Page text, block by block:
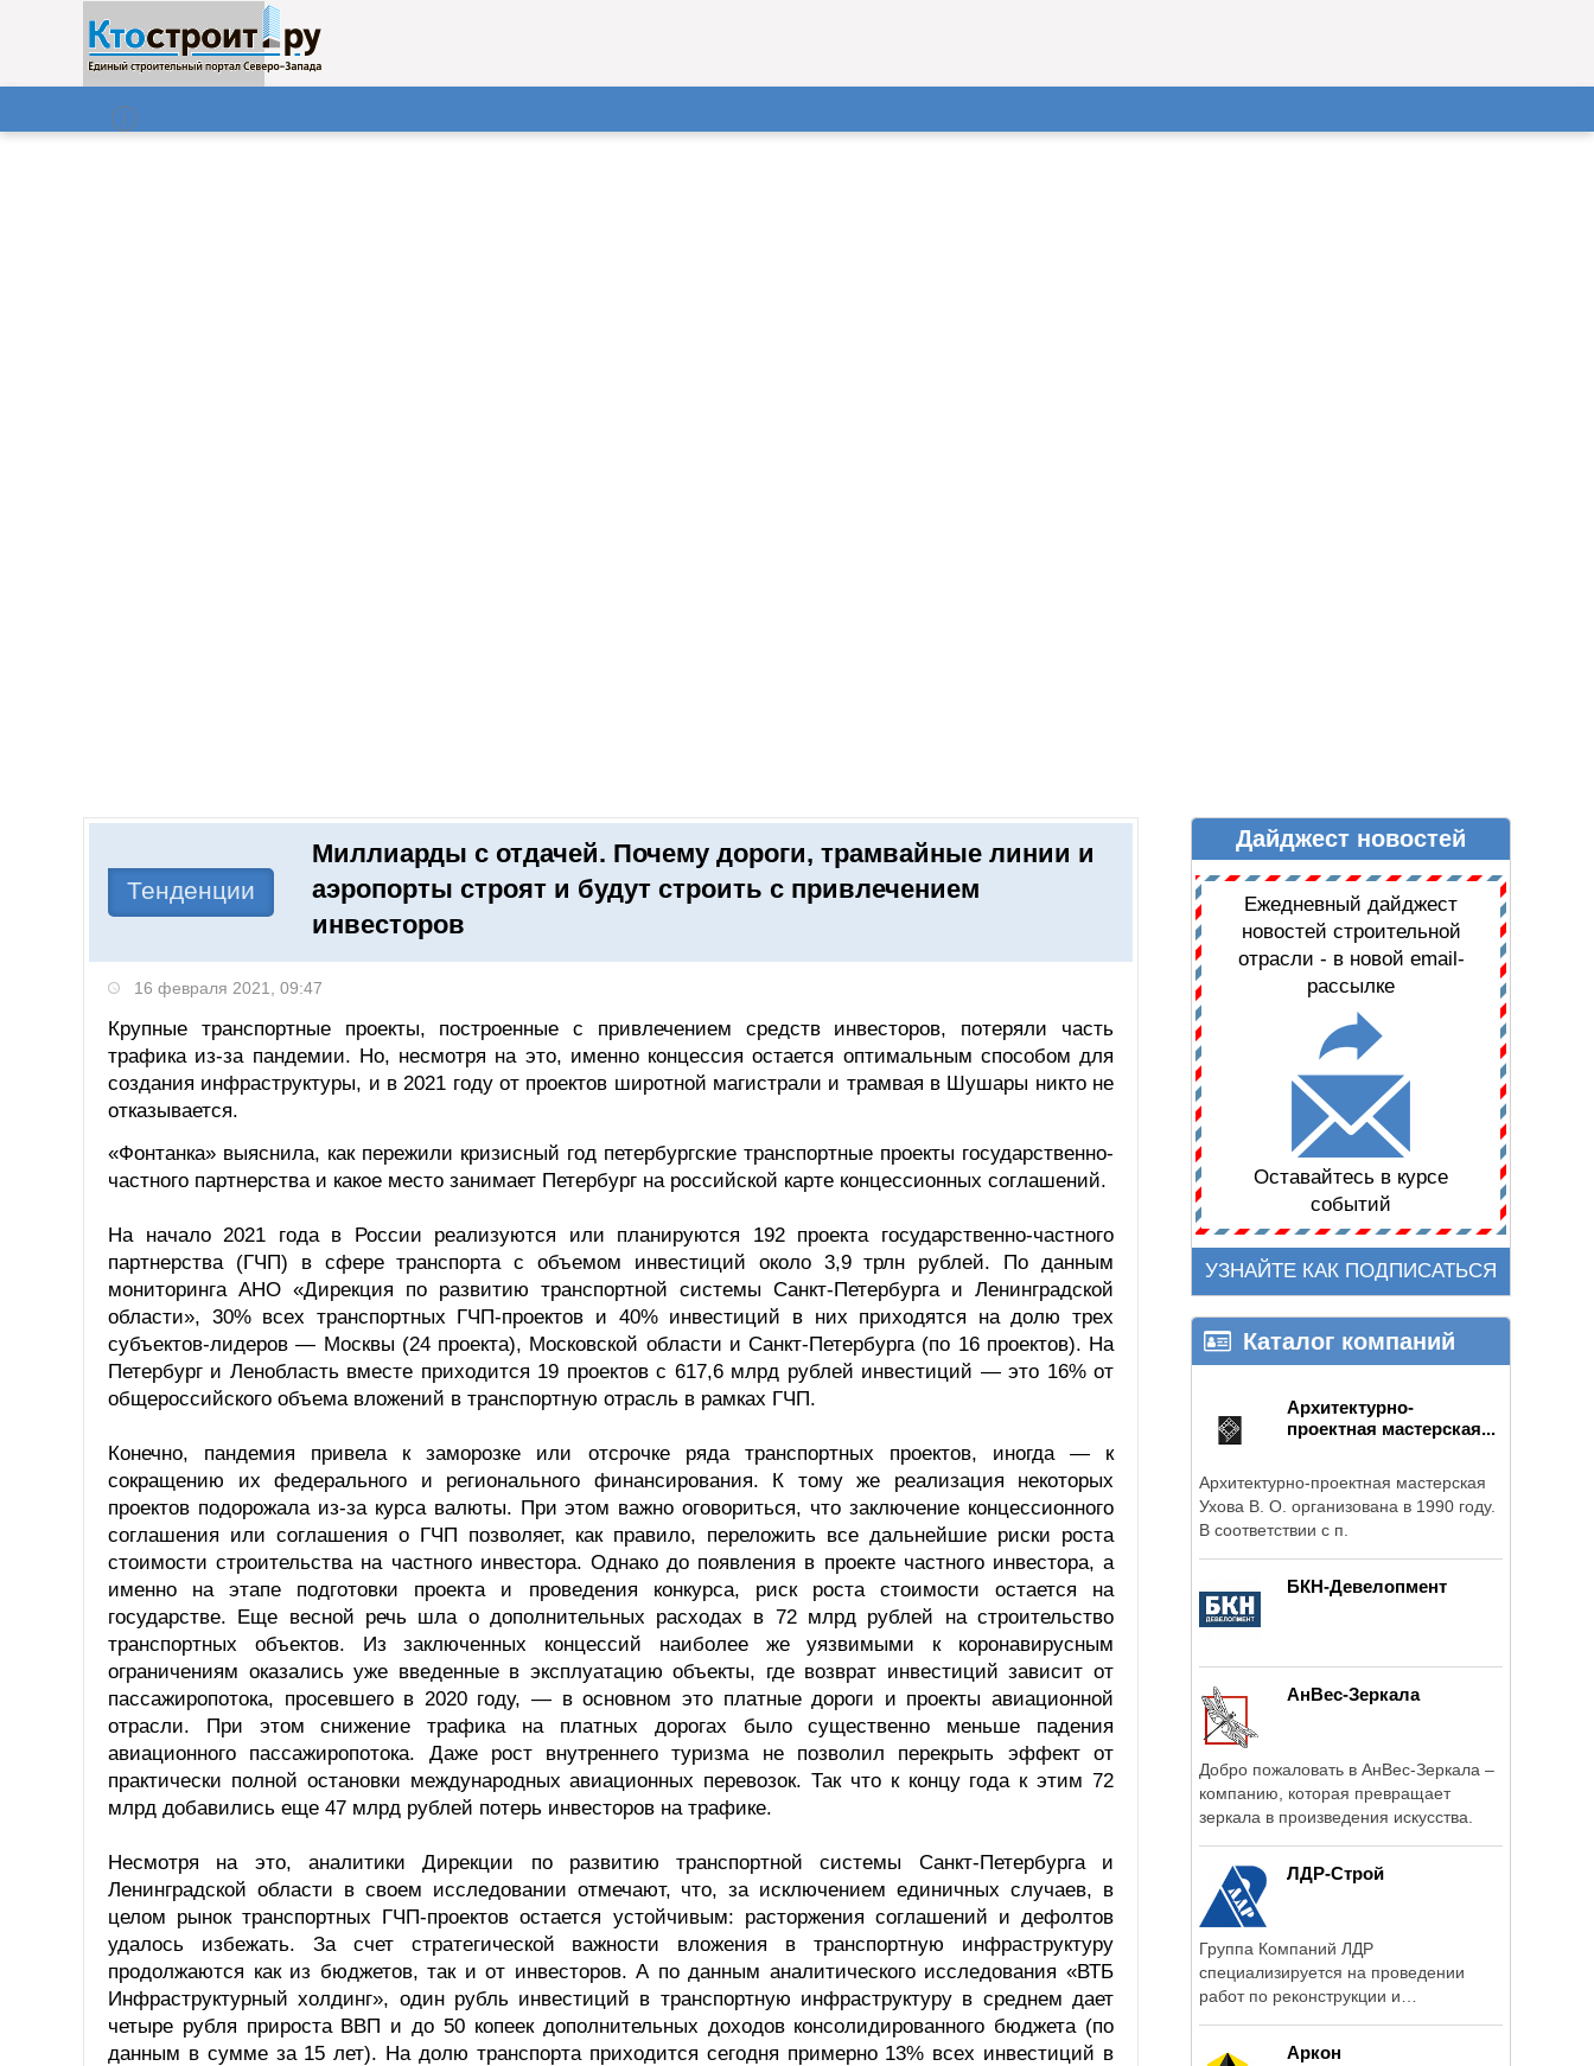
ОНЛАЙН–ВЫСТАВКИ КЛЮЧЕВЫЕ ФИГУРЫ ДАЙДЖЕСТ НОВОСТЕЙ
Тенденции
Миллиарды с отдачей. Почему дороги, трамвайные линии и
аэропорты строят и будут строить с привлечением
инвесторов
16 февраля 2021, 09:47
Крупные транспортные проекты, построенные с привлечением средств инвесторов, потеряли часть
трафика из-за пандемии. Но, несмотря на это, именно концессия остается оптимальным способом для
создания инфраструктуры, и в 2021 году от проектов широтной магистрали и трамвая в Шушары никто не
отказывается.
«Фонтанка» выяснила, как пережили кризисный год петербургские транспортные проекты государственно-
частного партнерства и какое место занимает Петербург на российской карте концессионных соглашений.
На начало 2021 года в России реализуются или планируются 192 проекта государственно-частного
партнерства (ГЧП) в сфере транспорта с объемом инвестиций около 3,9 трлн рублей. По данным
мониторинга АНО «Дирекция по развитию транспортной системы Санкт-Петербурга и Ленинградской
области», 30% всех транспортных ГЧП-проектов и 40% инвестиций в них приходятся на долю трех
субъектов-лидеров — Москвы (24 проекта), Московской области и Санкт-Петербурга (по 16 проектов). На
Петербург и Ленобласть вместе приходится 19 проектов с 617,6 млрд рублей инвестиций — это 16% от
общероссийского объема вложений в транспортную отрасль в рамках ГЧП.
Конечно, пандемия привела к заморозке или отсрочке ряда транспортных проектов, иногда — к
сокращению их федерального и регионального финансирования. К тому же реализация некоторых
проектов подорожала из-за курса валюты. При этом важно оговориться, что заключение концессионного
соглашения или соглашения о ГЧП позволяет, как правило, переложить все дальнейшие риски роста
стоимости строительства на частного инвестора. Однако до появления в проекте частного инвестора, а
именно на этапе подготовки проекта и проведения конкурса, риск роста стоимости остается на
государстве. Еще весной речь шла о дополнительных расходах в 72 млрд рублей на строительство
транспортных объектов. Из заключенных концессий наиболее же уязвимыми к коронавирусным
ограничениям оказались уже введенные в эксплуатацию объекты, где возврат инвестиций зависит от
пассажиропотока, просевшего в 2020 году, — в основном это платные дороги и проекты авиационной
отрасли. При этом снижение трафика на платных дорогах было существенно меньше падения
авиационного пассажиропотока. Даже рост внутреннего туризма не позволил перекрыть эффект от
практически полной остановки международных авиационных перевозок. Так что к концу года к этим 72
млрд добавились еще 47 млрд рублей потерь инвесторов на трафике.
Несмотря на это, аналитики Дирекции по развитию транспортной системы Санкт-Петербурга и
Ленинградской области в своем исследовании отмечают, что, за исключением единичных случаев, в
целом рынок транспортных ГЧП-проектов остается устойчивым: расторжения соглашений и дефолтов
удалось избежать. За счет стратегической важности вложения в транспортную инфраструктуру
продолжаются как из бюджетов, так и от инвесторов. А по данным аналитического исследования «ВТБ
Инфраструктурный холдинг», один рубль инвестиций в транспортную инфраструктуру в среднем дает
четыре рубля прироста ВВП и до 50 копеек дополнительных доходов консолидированного бюджета (по
данным в сумме за 15 лет). На долю транспорта приходится сегодня примерно 13% всех инвестиций в
Дайджест новостей
Ежедневный дайджест
новостей строительной
отрасли - в новой email-
рассылке
Оставайтесь в курсе
событий
УЗНАЙТЕ КАК ПОДПИСАТЬСЯ
Каталог компаний
Архитектурно-
проектная мастерская...
Архитектурно-проектная мастерская
Ухова В. О. организована в 1990 году.
В соответствии с п.
БКН-Девелопмент
АнВес-Зеркала
Добро пожаловать в АнВес-Зеркала –
компанию, которая превращает
зеркала в произведения искусства.
ЛДР-Строй
Группа Компаний ЛДР
специализируется на проведении
работ по реконструкции и
Аркон